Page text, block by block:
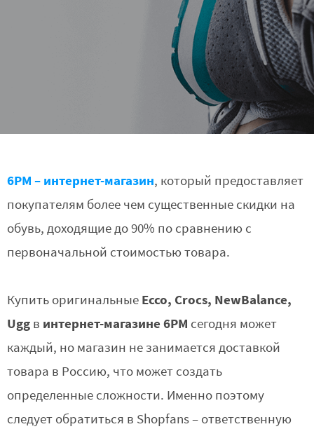
6PM – интернет-магазин, который предоставляет
покупателям более чем существенные скидки на
обувь, доходящие до 90% по сравнению с
первоначальной стоимостью товара.
Купить оригинальные Ecco, Crocs, NewBalance,
Uggв интернет-магазине 6PM сегодня может
каждый, но магазин не занимается доставкой
товара в Россию, что может создать
определенные сложности. Именно поэтому
следует обратиться в Shopfans – ответственную